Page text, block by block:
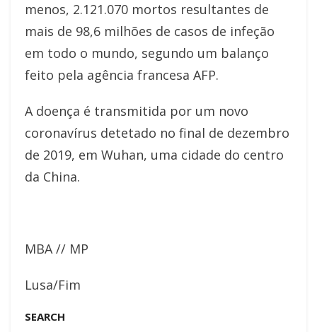
menos, 2.121.070 mortos resultantes de
mais de 98,6 milhões de casos de infeção
em todo o mundo, segundo um balanço
feito pela agência francesa AFP.
A doença é transmitida por um novo
coronavírus detetado no final de dezembro
de 2019, em Wuhan, uma cidade do centro
da China.
MBA // MP
Lusa/Fim
SEARCH